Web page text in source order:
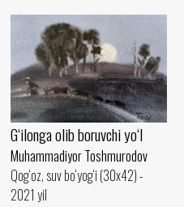
G‘ilonga olib boruvchi yo‘l
Muhammadiyor Toshmurodov
Qog‘oz, suv bo‘yog‘i (30x42) -
2021 yil